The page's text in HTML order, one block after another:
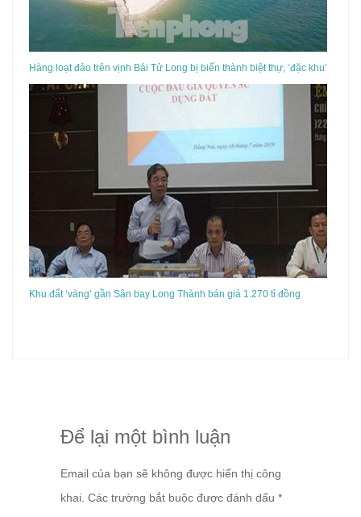
Hàng loạt đảo trên vịnh Bái Tử Long bị biến thành biệt thự, ‘đặc khu’
Khu đất ‘vàng’ gần Sân bay Long Thành bán giá 1.270 tỉ đồng
Để lại một bình luận
Email của bạn sẽ không được hiển thị công
khai. Các trường bắt buộc được đánh dấu *